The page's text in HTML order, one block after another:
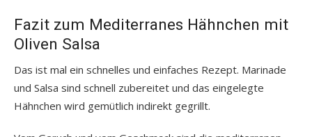
Fazit zum Mediterranes Hähnchen mit
Oliven Salsa
Das ist mal ein schnelles und einfaches Rezept. Marinade
und Salsa sind schnell zubereitet und das eingelegte
Hähnchen wird gemütlich indirekt gegrillt.